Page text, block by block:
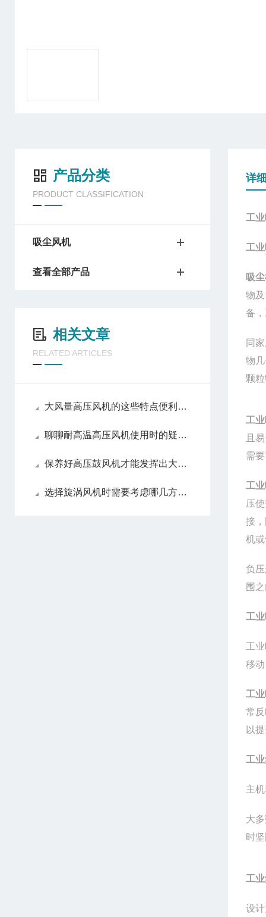
产品分类
PRODUCT CLASSIFICATION
吸尘风机
查看全部产品
相关文章
RELATED ARTICLES
大风量高压风机的这些特点便利了众多行业
聊聊耐高温高压风机使用时的疑难杂症
保养好高压鼓风机才能发挥出大作用
选择旋涡风机时需要考虑哪几方面？
详
工
工
吸
物
备
同
物
颗
工
且
需
工
压
接
机
负
围
工
工
移
工
常
以
工
主
大
时
工
设